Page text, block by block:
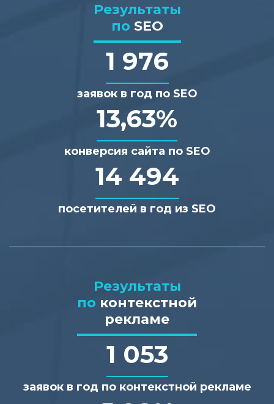
Результаты
по SEO
1 976
заявок в год по SEO
13,63%
конверсия сайта по SEO
14 494
посетителей в год из SEO
Результаты
по контекстной
рекламе
1 053
заявок в год по контекстной рекламе